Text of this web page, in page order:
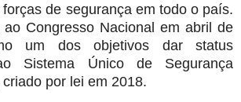
de segurança em todo o país.
Congresso Nacional em abril de
um dos objetivos dar status
Sistema Único de Segurança
por lei em 2018.